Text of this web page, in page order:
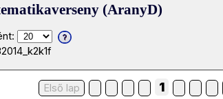
(AranyD)
Első lap 1